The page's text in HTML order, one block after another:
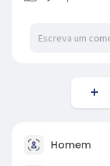
Homem